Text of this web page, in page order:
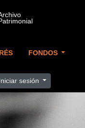
FONDOS
sesión